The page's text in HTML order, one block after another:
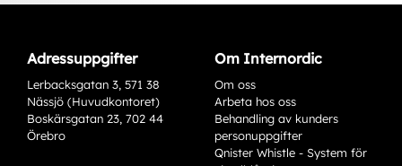
Adressuppgifter
Lerbacksgatan 3, 571 38
Nässjö (Huvudkontoret)
Boskärsgatan 23, 702 44
Örebro
Om Internordic
Om oss
Arbeta hos oss
Behandling av kunders
personuppgifter
Qnister Whistle - System för